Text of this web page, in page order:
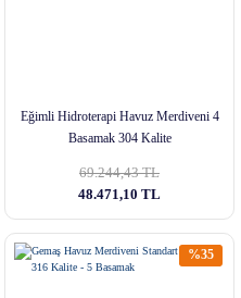
Eğimli Hidroterapi Havuz Merdiveni 4
Basamak 304 Kalite
69.244,43 TL
48.471,10 TL
%35